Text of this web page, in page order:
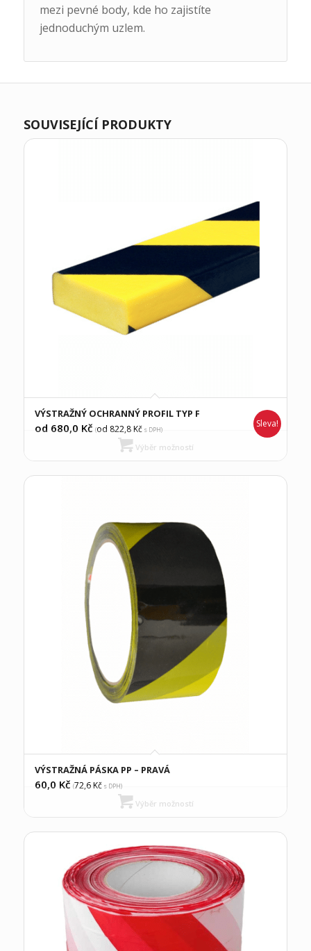
mezi pevné body, kde ho zajistíte
jednoduchým uzlem.
SOUVISEJÍCÍ PRODUKTY
VÝSTRAŽNÝ OCHRANNÝ PROFIL TYP F
od 680,0 Kč (od 822,8Kčs DPH)
Sleva!
Výběr možností
VÝSTRAŽNÁ PÁSKA PP – PRAVÁ
60,0 Kč (72,6Kčs DPH)
Výběr možností